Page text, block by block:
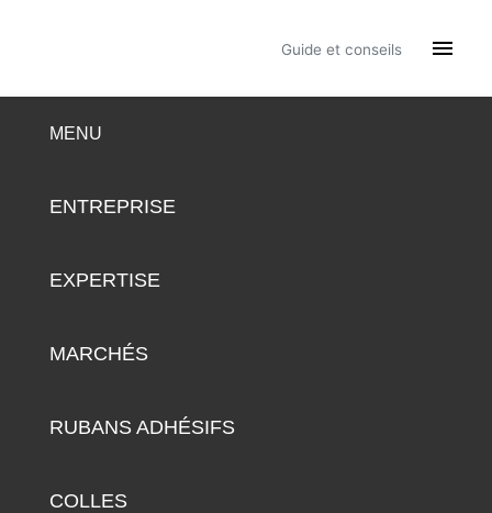
Guide et conseils 
MENU
ENTREPRISE
EXPERTISE
MARCHÉS
RUBANS ADHÉSIFS
COLLES